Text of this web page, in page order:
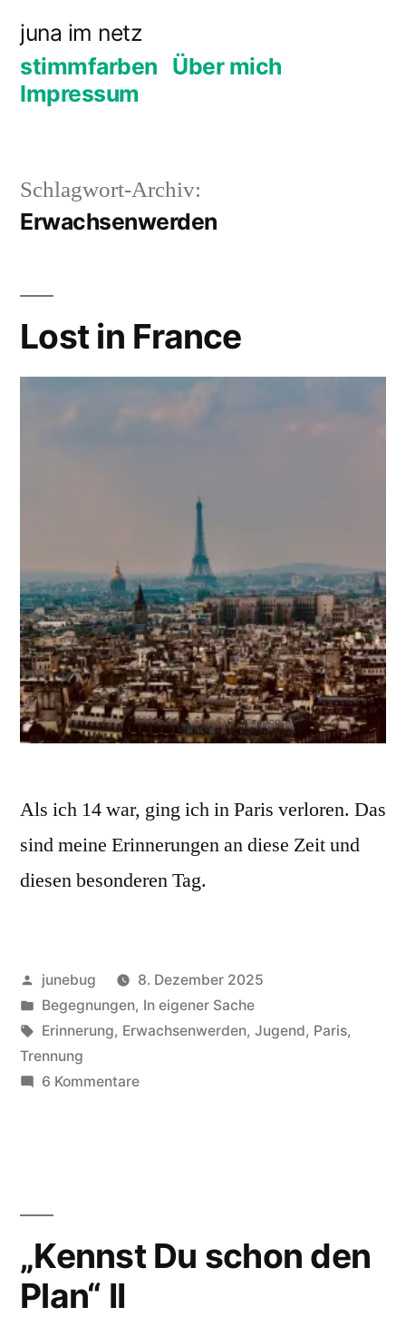
Inhalt
springen
juna im netz
stimmfarben Über mich
Impressum
Schlagwort-Archiv:
Erwachsenwerden
Lost in France
Als ich 14 war, ging ich in Paris verloren. Das
sind meine Erinnerungen an diese Zeit und
diesen besonderen Tag.
Veröffentlicht
von
junebug
8. Dezember 2025
Veröffentlicht
in
Begegnungen, In eigener Sache
Schlagwörter:
Erinnerung, Erwachsenwerden, Jugend, Paris,
Trennung
6 Kommentarezu
„Kennst Du schon den
Plan“ II